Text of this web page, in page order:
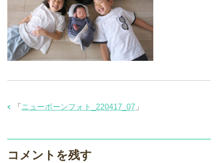
「 ニューボーンフォト_220417_07 」
コメントを残す